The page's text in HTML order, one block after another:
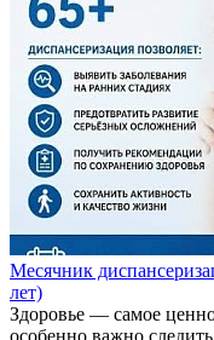
Месячник
лет)
Здоровье — самое
особенно важно